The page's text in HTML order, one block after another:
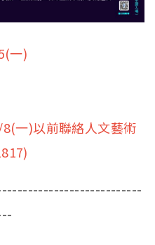
一)
一)以前聯絡人文藝術